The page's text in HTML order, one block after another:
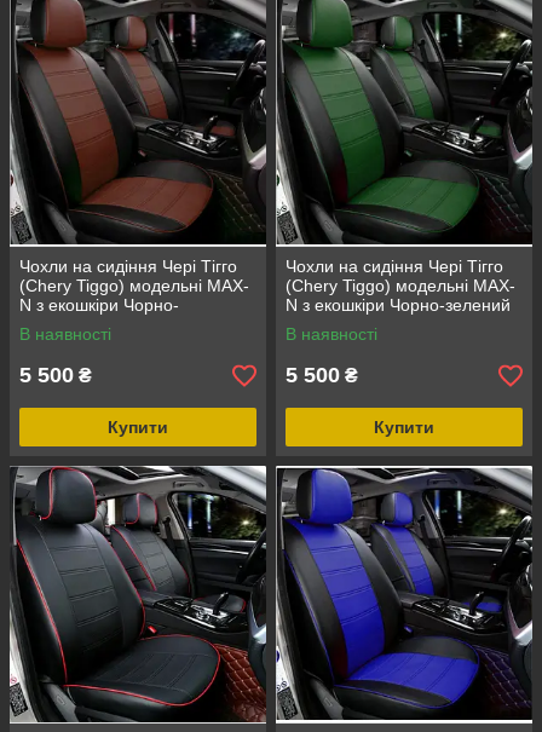
Чохли на сидіння Чері Тігго
(Chery Tiggo) модельні MAX-
N з екошкіри Чорно-
коричневий
В наявності
5 500 ₴
Купити
Чохли на сидіння Чері Тігго
(Chery Tiggo) модельні MAX-
N з екошкіри Чорно-зелений
В наявності
5 500 ₴
Купити